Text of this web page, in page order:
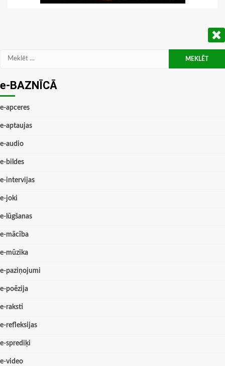
Meklēt:
e-BAZNĪCĀ
e-apceres
e-aptaujas
e-audio
e-bildes
e-intervijas
e-joki
e-lūgšanas
e-mācība
e-mūzika
e-paziņojumi
e-poēzija
e-raksti
e-refleksijas
e-sprediķi
e-video